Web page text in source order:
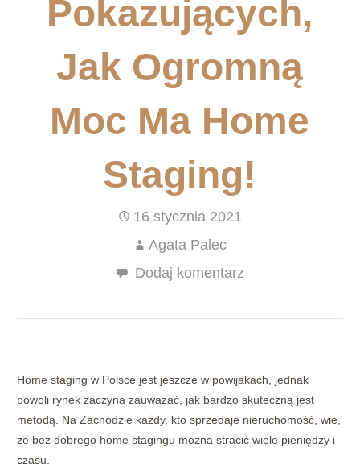
Pokazujących,
Jak Ogromną
Moc Ma Home
Staging!
16 stycznia 2021
Agata Palec
Dodaj komentarz
Home staging w Polsce jest jeszcze w powijakach, jednak
powoli rynek zaczyna zauważać, jak bardzo skuteczną jest
metodą. Na Zachodzie każdy, kto sprzedaje nieruchomość, wie,
że bez dobrego home stagingu można stracić wiele pieniędzy i
czasu.